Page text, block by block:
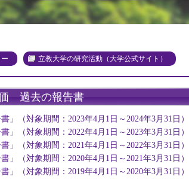
立教大学の研究活動（大学公式サイト）
過去の報告書
」（対象期間：2023年4月1日～2024年3月31日）
」（対象期間：2022年4月1日～2023年3月31日）
」（対象期間：2021年4月1日～2022年3月31日）
」（対象期間：2020年4月1日～2021年3月31日）
」（対象期間：2019年4月1日～2020年3月31日）